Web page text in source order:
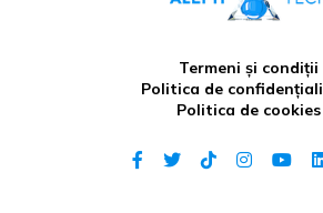
Termeni și condiții
Politica de
Politica de cookies